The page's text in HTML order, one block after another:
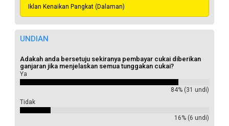
Iklan Kenaikan Pangkat (Dalaman)
UNDIAN
Adakah anda bersetuju sekiranya pembayar cukai diberikan
ganjaran jika menjelaskan semua tunggakan cukai?
Ya
84% (31 undi)
Tidak
16% (6 undi)